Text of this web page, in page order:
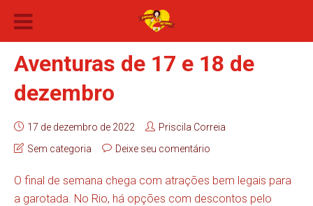
Aventuras de 17 e 18 de
dezembro
17 de dezembro de 2022
Priscila Correia
Sem categoria
Deixe seu comentário
O final de semana chega com atrações bem legais para
a garotada. No Rio, há opções com descontos pelo